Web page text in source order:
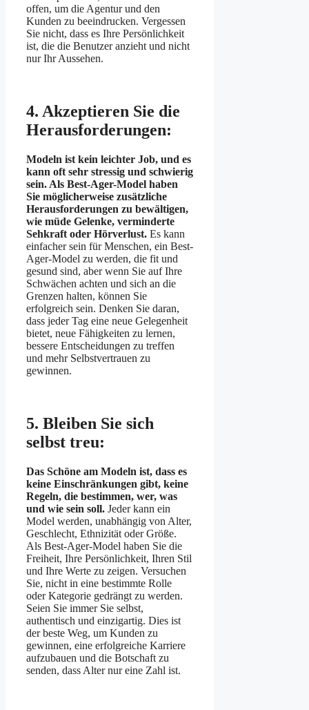
offen, um die Agentur und den
Kunden zu beeindrucken. Vergessen
Sie nicht, dass es Ihre Persönlichkeit
ist, die die Benutzer anzieht und nicht
nur Ihr Aussehen.
4. Akzeptieren Sie die
Herausforderungen:
Modeln ist kein leichter Job, und es
kann oft sehr stressig und schwierig
sein. Als Best-Ager-Model haben
Sie möglicherweise zusätzliche
Herausforderungen zu bewältigen,
wie müde Gelenke, verminderte
Sehkraft oder Hörverlust. Es kann
einfacher sein für Menschen, ein Best-
Ager-Model zu werden, die fit und
gesund sind, aber wenn Sie auf Ihre
Schwächen achten und sich an die
Grenzen halten, können Sie
erfolgreich sein. Denken Sie daran,
dass jeder Tag eine neue Gelegenheit
bietet, neue Fähigkeiten zu lernen,
bessere Entscheidungen zu treffen
und mehr Selbstvertrauen zu
gewinnen.
5. Bleiben Sie sich
selbst treu:
Das Schöne am Modeln ist, dass es
keine Einschränkungen gibt, keine
Regeln, die bestimmen, wer, was
und wie sein soll. Jeder kann ein
Model werden, unabhängig von Alter,
Geschlecht, Ethnizität oder Größe.
Als Best-Ager-Model haben Sie die
Freiheit, Ihre Persönlichkeit, Ihren Stil
und Ihre Werte zu zeigen. Versuchen
Sie, nicht in eine bestimmte Rolle
oder Kategorie gedrängt zu werden.
Seien Sie immer Sie selbst,
authentisch und einzigartig. Dies ist
der beste Weg, um Kunden zu
gewinnen, eine erfolgreiche Karriere
aufzubauen und die Botschaft zu
senden, dass Alter nur eine Zahl ist.